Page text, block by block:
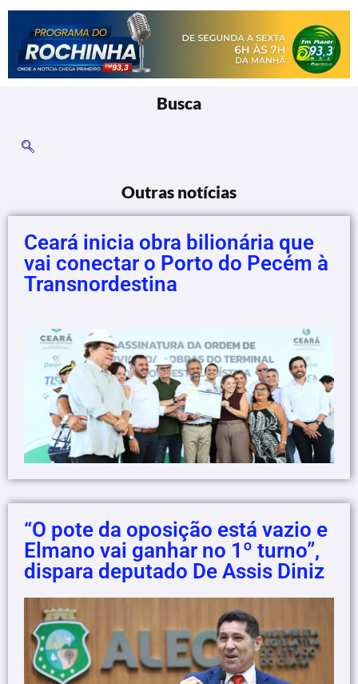
Busca
Outras notícias
Ceará inicia obra bilionária que
vai conectar o Porto do Pecém à
Transnordestina
“O pote da oposição está vazio e
Elmano vai ganhar no 1º turno”,
dispara deputado De Assis Diniz